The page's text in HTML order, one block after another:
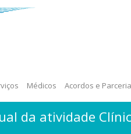
Médicos Acordos e
da atividade